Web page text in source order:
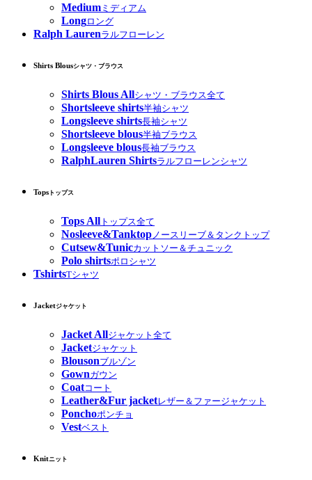
Medium ミディアム
Longロング
Ralph Laurenラルフローレン
Shirts Blousシャツ・ブラウス
Shirts Blous Allシャツ・ブラウス全て
Shortsleeve shirts半袖シャツ
Longsleeve shirts長袖シャツ
Shortsleeve blous半袖ブラウス
Longsleeve blous長袖ブラウス
RalphLauren Shirtsラルフローレンシャツ
Tops トップス
Tops All トップス全て
Nosleeve&Tanktop ノースリーブ＆タンクトップ
Cutsew&Tunicカットソー＆チュニック
Polo shirtsポロシャツ
TshirtsTシャツ
Jacketジャケット
Jacket Allジャケット全て
Jacketジャケット
Blousonブルゾン
Gownガウン
Coatコート
Leather&Fur jacketレザー＆ファージャケット
Ponchoポンチョ
Vestベスト
Knitニット